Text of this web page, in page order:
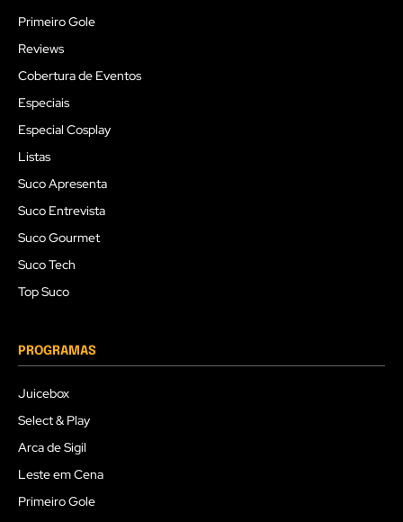
Primeiro Gole
Reviews
Cobertura de Eventos
Especiais
Especial Cosplay
Listas
Suco Apresenta
Suco Entrevista
Suco Gourmet
Suco Tech
Top Suco
PROGRAMAS
Juicebox
Select & Play
Arca de Sigil
Leste em Cena
Primeiro Gole